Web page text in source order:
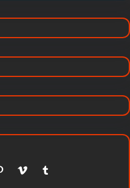
Vimeo Tumblr